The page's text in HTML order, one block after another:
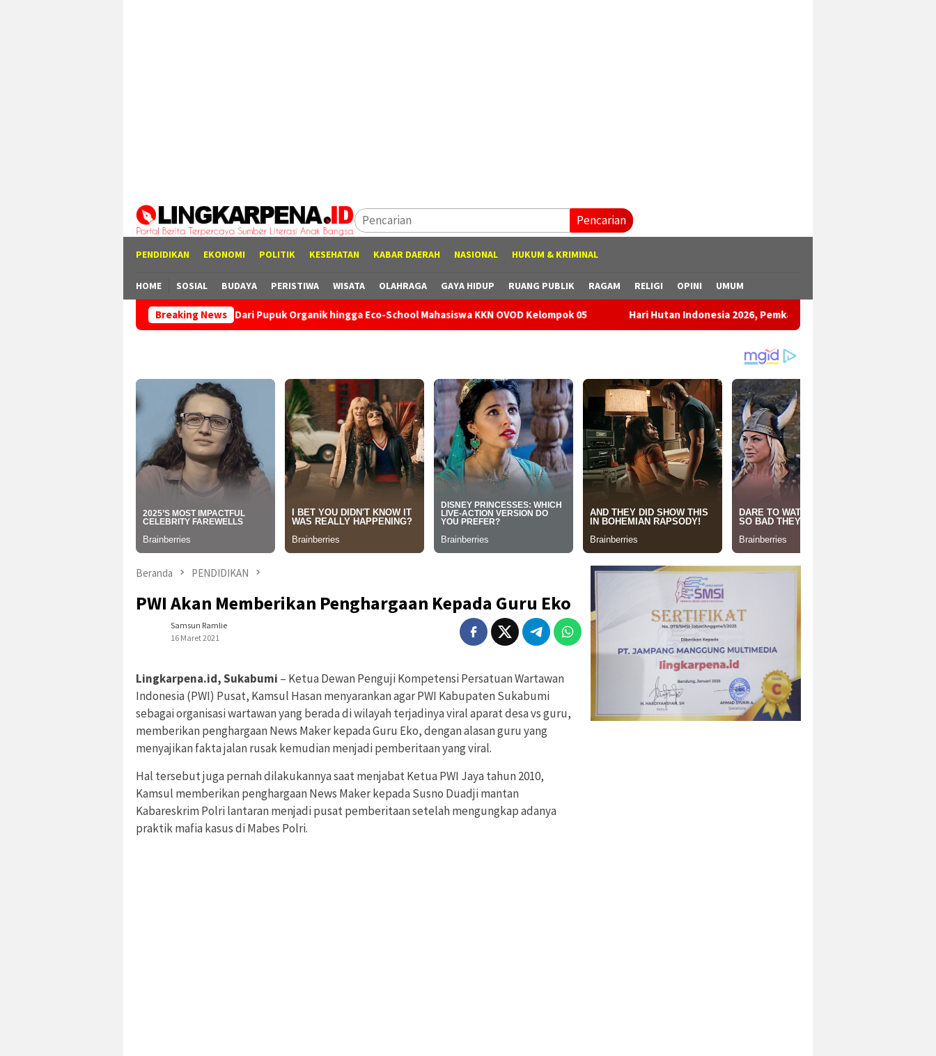
Pencarian
PENDIDIKAN EKONOMI POLITIK KESEHATAN KABAR DAERAH NASIONAL HUKUM & KRIMINAL
HOME SOSIAL BUDAYA PERISTIWA WISATA OLAHRAGA GAYA HIDUP RUANG PUBLIK RAGAM RELIGI OPINI UMUM
Breaking News
di Desa Sindangraja Dari Pupuk Organik hingga Eco-School Mahasiswa KKN OVOD Kelompok 05 Hari Hutan Indonesia 2026, Pemkab Sukabumi Ajak Masyarakat Pulihkan Hutan
Beranda PENDIDIKAN
PWI Akan Memberikan Penghargaan Kepada Guru Eko
Samsun Ramlie
16 Maret 2021
Lingkarpena.id, Sukabumi – Ketua Dewan Penguji Kompetensi Persatuan Wartawan
Indonesia (PWI) Pusat, Kamsul Hasan menyarankan agar PWI Kabupaten Sukabumi
sebagai organisasi wartawan yang berada di wilayah terjadinya viral aparat desa vs guru,
memberikan penghargaan News Maker kepada Guru Eko, dengan alasan guru yang
menyajikan fakta jalan rusak kemudian menjadi pemberitaan yang viral.
Hal tersebut juga pernah dilakukannya saat menjabat Ketua PWI Jaya tahun 2010,
Kamsul memberikan penghargaan News Maker kepada Susno Duadji mantan
Kabareskrim Polri lantaran menjadi pusat pemberitaan setelah mengungkap adanya
praktik mafia kasus di Mabes Polri.